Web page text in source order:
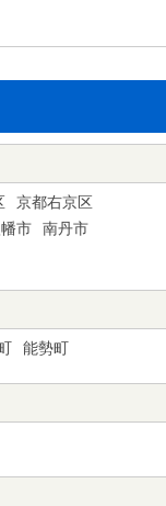
京都右京区
市
南丹市
能勢町